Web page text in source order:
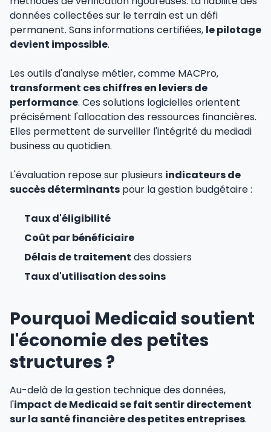
données collectées sur le terrain est un défi
permanent. Sans informations certifiées, le pilotage
devient impossible.
Les outils d'analyse métier, comme MACPro,
transforment ces chiffres en leviers de
performance. Ces solutions logicielles orientent
précisément l'allocation des ressources financières.
Elles permettent de surveiller l'intégrité du mediadi
business au quotidien.
L'évaluation repose sur plusieurs indicateurs de
succès déterminants pour la gestion budgétaire :
Taux d'éligibilité
Coût par bénéficiaire
Délais de traitement des dossiers
Taux d'utilisation des soins
Pourquoi Medicaid soutient
l'économie des petites
structures ?
Au-delà de la gestion technique des données,
l'impact de Medicaid se fait sentir directement
sur la santé financière des petites entreprises.